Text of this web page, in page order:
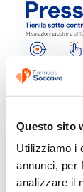
Questo sito
Utilizziamo i
annunci, per
analizzare il